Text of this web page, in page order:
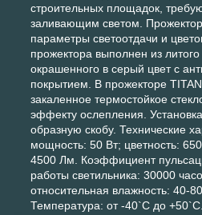
строительных площадок,
заливающим светом.
параметры светоотдачи и
прожектора выполнен из
окрашенного в серый цвет с
покрытием. В прожекторе
закаленное термостойкое
эффекту ослепления.
образную скобу. Технические
мощность: 50 Вт; цветность:
4500 Лм. Коэффициент
работы светильника: 30000
относительная влажность: 40-
Температура: от -40`С до